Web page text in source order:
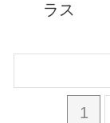
ラス
1